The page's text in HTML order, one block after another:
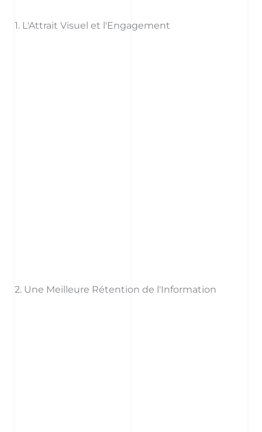
1. L'Attrait Visuel et l'Engagement
2. Une Meilleure Rétention de l'Information